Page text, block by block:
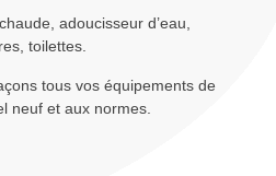
adoucisseur d’eau,
toilettes.
tous vos équipements de
neuf et aux normes.